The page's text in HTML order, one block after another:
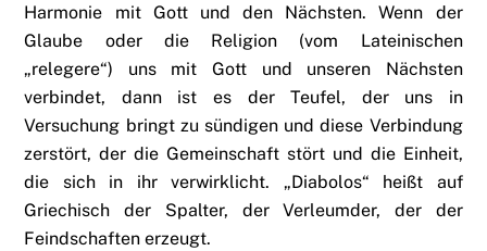
Harmonie mit Gott und den Nächsten. Wenn der
Glaube oder die Religion (vom Lateinischen
„relegere“) uns mit Gott und unseren Nächsten
verbindet, dann ist es der Teufel, der uns in
Versuchung bringt zu sündigen und diese Verbindung
zerstört, der die Gemeinschaft stört und die Einheit,
die sich in ihr verwirklicht. „Diabolos“ heißt auf
Griechisch der Spalter, der Verleumder, der der
Feindschaften erzeugt.